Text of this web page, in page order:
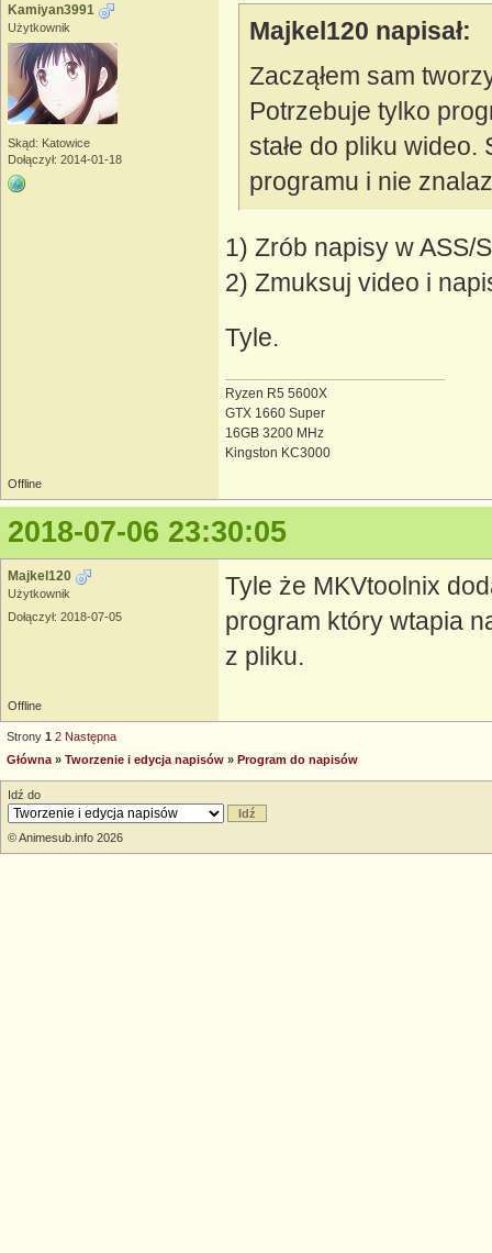
Kamiyan3991
Użytkownik
Skąd: Katowice
Dołączył: 2014-01-18
Majkel120 napisał:
Zacząłem sam
Potrzebuje tylko
stałe do pliku wideo.
programu i nie
1) Zrób napisy w ASS/
2) Zmuksuj video i
Tyle.
Ryzen R5 5600X
GTX 1660 Super
16GB 3200 MHz
Kingston KC3000
Offline
2018-07-06 23:30:05
Majkel120
Użytkownik
Dołączył: 2018-07-05
Tyle że MKVtoolnix
program który wtapia
z pliku.
Offline
Strony 1 2 Następna
Główna » Tworzenie i edycja napisów » Program do napisów
Idź do
© Animesub.info 2026